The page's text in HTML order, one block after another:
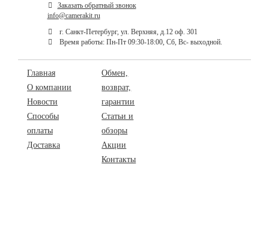
Заказать обратный звонок
info@camerakit.ru
г. Санкт-Петербург, ул. Верхняя, д.12 оф. 301
Время работы: Пн-Пт 09:30-18:00, Сб, Вс- выходной.
Главная
О компании
Новости
Способы
оплаты
Доставка
Обмен,
возврат,
гарантии
Статьи и
обзоры
Акции
Контакты